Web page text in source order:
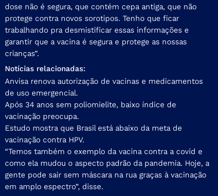
dose não é segura, que contém cepa antiga, que não
protege contra novos sorotipos. Tenho que ficar
trabalhando pra desmistificar essas informações e
garantir que a vacina é segura e protege as nossas
crianças”.
Notícias relacionadas:
Anvisa renova autorização de vacinas e medicamentos
de uso emergencial.
Após 34 anos sem poliomielite, baixo índice de
vacinação preocupa.
Estudo mostra que Brasil está abaixo da meta de
vacinação contra HPV.
“Temos também o exemplo da vacina contra a covid e
como ela mudou o aspecto padrão da pandemia. Hoje, a
gente pode sair sem máscara na rua graças à vacinação
em amplo espectro”, disse.